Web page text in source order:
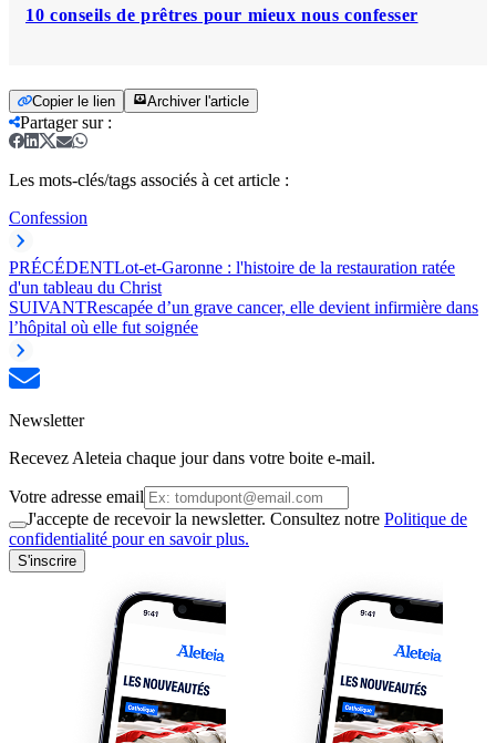
10 conseils de prêtres pour mieux nous confesser
Copier le lien Archiver l'article
Partager sur:
Les mots-clés/tags associés à cet article :
Confession
PRÉCÉDENTLot-et-Garonne : l'histoire de la restauration ratée
d'un tableau du Christ
SUIVANTRescapée d’un grave cancer, elle devient infirmière dans
l’hôpital où elle fut soignée
Newsletter
Recevez Aleteia chaque jour dans votre boite e-mail.
Votre adresse email
J'accepte de recevoir la newsletter. Consultez notre Politique de
confidentialité pour en savoir plus.
S'inscrire